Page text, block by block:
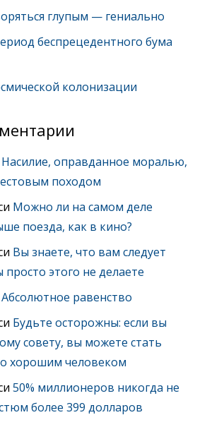
глупым — гениально
беспрецедентного бума
колонизации
Насилие, оправданное моралью,
походом
Можно ли на самом деле
поезда, как в кино?
Вы знаете, что вам следует
просто этого не делаете
Абсолютное равенство
Будьте осторожны: если вы
совету, вы можете стать
хорошим человеком
50% миллионеров никогда не
более 399 долларов